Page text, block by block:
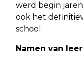
werd begin
ook het
school.
Namen van